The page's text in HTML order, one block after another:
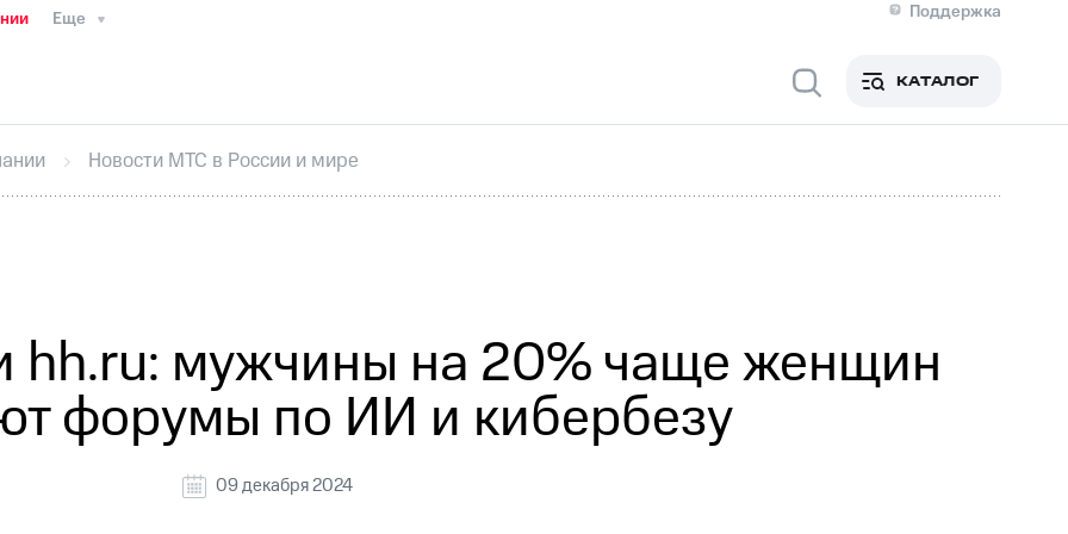
Еще
Поддержка
Медиа-центр
ИнтервьюФинансовая отчетностьКонтактыНовости в регионе
секретарьРаскрытие информации
кабинет акционераАкционерный капиталКонтроль и аудитРынок акций
КАТАЛОГ
Новости МТС в России и мире
hh.ru: мужчины на 20% чаще женщин
форумы по ИИ и кибербезу
09 декабря 2024